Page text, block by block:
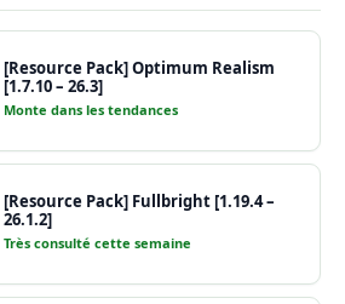
[Resource Pack] Optimum Realism
[1.7.10 – 26.3]
Monte dans les tendances
[Resource Pack] Fullbright [1.19.4 –
26.1.2]
Très consulté cette semaine